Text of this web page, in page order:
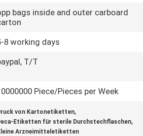
bags inside and outer carboard
8 working days
T/T
Piece/Pieces per Week
von Kartonetiketten,
Etiketten für sterile Durchstechflaschen,
Arzneimitteletiketten